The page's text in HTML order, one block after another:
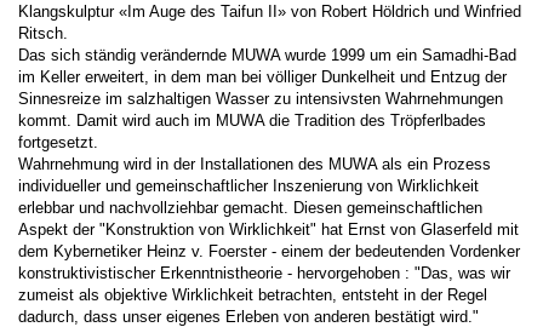
Klangskulptur «Im Auge des Taifun II» von Robert Höldrich und Winfried
Ritsch.
Das sich ständig verändernde MUWA wurde 1999 um ein Samadhi-Bad
im Keller erweitert, in dem man bei völliger Dunkelheit und Entzug der
Sinnesreize im salzhaltigen Wasser zu intensivsten Wahrnehmungen
kommt. Damit wird auch im MUWA die Tradition des Tröpferlbades
fortgesetzt.
Wahrnehmung wird in der Installationen des MUWA als ein Prozess
individueller und gemeinschaftlicher Inszenierung von Wirklichkeit
erlebbar und nachvollziehbar gemacht. Diesen gemeinschaftlichen
Aspekt der "Konstruktion von Wirklichkeit" hat Ernst von Glaserfeld mit
dem Kybernetiker Heinz v. Foerster - einem der bedeutenden Vordenker
konstruktivistischer Erkenntnistheorie - hervorgehoben : "Das, was wir
zumeist als objektive Wirklichkeit betrachten, entsteht in der Regel
dadurch, dass unser eigenes Erleben von anderen bestätigt wird."